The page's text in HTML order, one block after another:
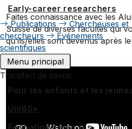
Early-career researchers
Publications
Chercheuses et
chercheurs
Événements
scientifiques
Menu principal
Transfert de savoir
Pour les enfants et les
Uni60+
Formations pour les
Faites connaissance avec les
Suisse de diverses facultés qui
qu’ils/elles sont devenus après